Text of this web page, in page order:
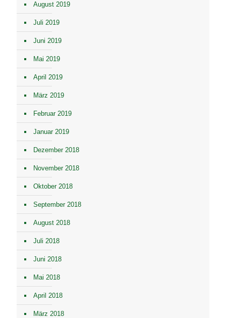
August 2019
Juli 2019
Juni 2019
Mai 2019
April 2019
März 2019
Februar 2019
Januar 2019
Dezember 2018
November 2018
Oktober 2018
September 2018
August 2018
Juli 2018
Juni 2018
Mai 2018
April 2018
März 2018